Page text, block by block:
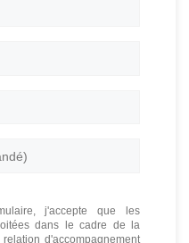
j'accepte que les
dans le cadre de la
d'accompagnement